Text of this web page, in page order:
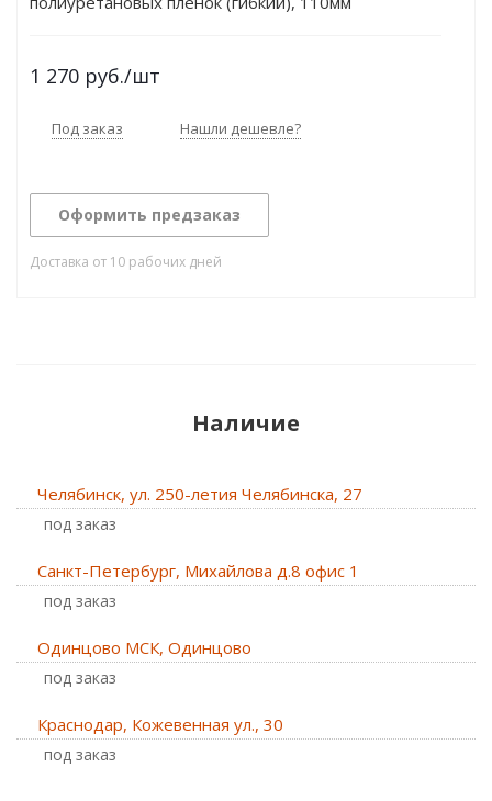
1 270 руб./шт
Под заказ Нашли дешевле?
Оформить предзаказ
Доставка от 10 рабочих дней
Наличие
Челябинск, ул. 250-летия Челябинска, 27
Под заказ
Санкт-Петербург, Михайлова д.8 офис 1
Под заказ
Одинцово МСК, Одинцово
Под заказ
Краснодар, Кожевенная ул., 30
Под заказ